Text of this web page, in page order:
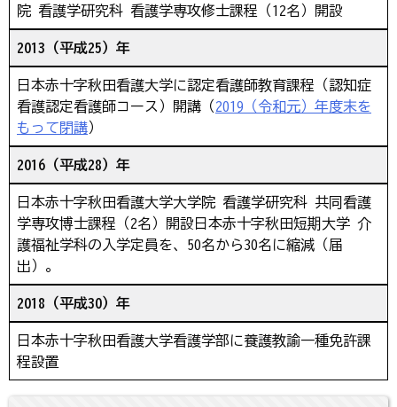
院 看護学研究科 看護学専攻修士課程（12名）開設
2013（平成25）年
日本赤十字秋田看護大学に認定看護師教育課程（認知症
看護認定看護師コース）開講（ 2019（令和元）年度末を
もって閉講）
2016（平成28）年
日本赤十字秋田看護大学大学院 看護学研究科 共同看護
学専攻博士課程（2名）開設日本赤十字秋田短期大学 介
護福祉学科の入学定員を、50名から30名に縮減（届
出）。
2018（平成30）年
日本赤十字秋田看護大学看護学部に養護教諭一種免許課
程設置